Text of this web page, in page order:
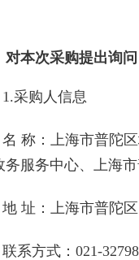
对本次采购提出询
1.采购人信息
名 称： 上海市普陀
务服务中心、上海
地 址： 上海市普陀
联系方式： 021-